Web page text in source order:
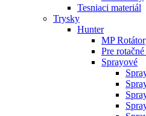
Tesniaci materiál
Trysky
Hunter
MP
Pre
Sprayové